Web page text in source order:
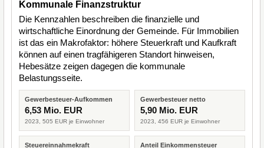
Kommunale Finanzstruktur
Die Kennzahlen beschreiben die finanzielle und
wirtschaftliche Einordnung der Gemeinde. Für Immobilien
ist das ein Makrofaktor: höhere Steuerkraft und Kaufkraft
können auf einen tragfähigeren Standort hinweisen,
Hebesätze zeigen dagegen die kommunale
Belastungsseite.
Gewerbesteuer-Aufkommen
6,53 Mio. EUR
2023, 505 EUR je Einwohner
Gewerbesteuer netto
5,90 Mio. EUR
2023, 456 EUR je Einwohner
Steuereinnahmekraft Anteil Einkommensteuer